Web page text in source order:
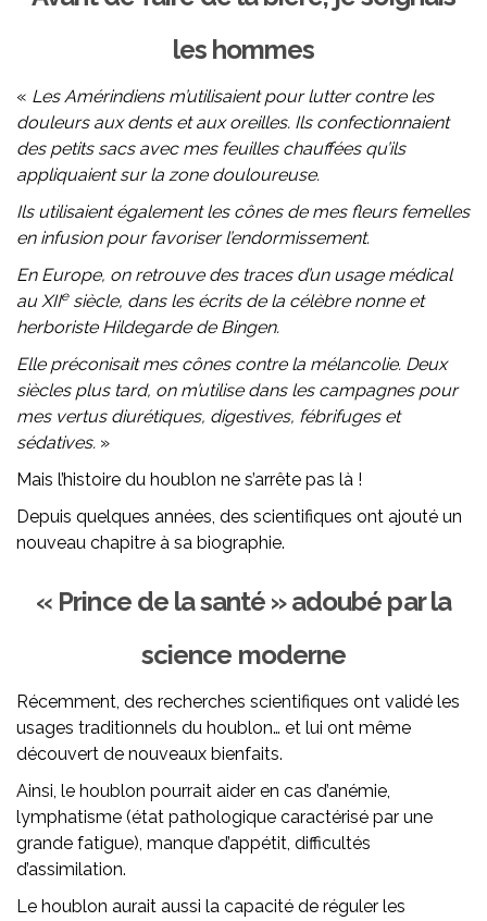
les hommes
« Les Amérindiens m’utilisaient pour lutter contre les
douleurs aux dents et aux oreilles. Ils confectionnaient
des petits sacs avec mes feuilles chauffées qu’ils
appliquaient sur la zone douloureuse.
Ils utilisaient également les cônes de mes fleurs femelles
en infusion pour favoriser l’endormissement.
En Europe, on retrouve des traces d’un usage médical
au XIIesiècle, dans les écrits de la célèbre nonne et
herboriste Hildegarde de Bingen.
Elle préconisait mes cônes contre la mélancolie. Deux
siècles plus tard, on m’utilise dans les campagnes pour
mes vertus diurétiques, digestives, fébrifuges et
sédatives. »
Mais l’histoire du houblon ne s’arrête pas là !
Depuis quelques années, des scientifiques ont ajouté un
nouveau chapitre à sa biographie.
« Prince de la santé » adoubé par la
science moderne
Récemment, des recherches scientifiques ont validé les
usages traditionnels du houblon… et lui ont même
découvert de nouveaux bienfaits.
Ainsi, le houblon pourrait aider en cas d’anémie,
lymphatisme (état pathologique caractérisé par une
grande fatigue), manque d’appétit, difficultés
d’assimilation.
Le houblon aurait aussi la capacité de réguler les